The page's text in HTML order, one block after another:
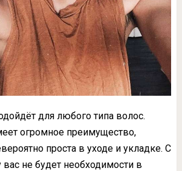
для любого типа волос.
огромное преимущество,
проста в уходе и укладке. С
вас не будет необходимости в